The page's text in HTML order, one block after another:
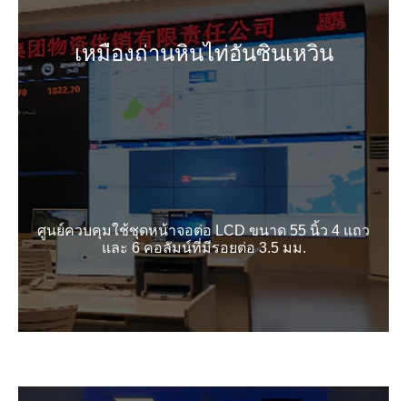
เหมืองถ่านหินไท่อันซินเหวิน
ศูนย์ควบคุมใช้ชุดหน้าจอต่อ LCD ขนาด 55 นิ้ว 4 แถว
และ 6 คอลัมน์ที่มีรอยต่อ 3.5 มม.